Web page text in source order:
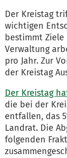
Der Kreistag
wichtigen
bestimmt Ziele
Verwaltung
pro Jahr. Zur
der Kreistag
Der Kreistag
die bei der
entfallen, das
Landrat. Die
folgenden